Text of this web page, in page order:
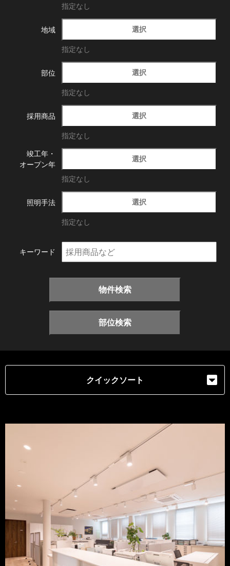
指定なし
地域 選択
指定なし
部位 選択
指定なし
採用商品 選択
指定なし
竣工年・
オープン年
選択
指定なし
照明手法 選択
指定なし
キーワード
物件検索
部位検索
クイックソート